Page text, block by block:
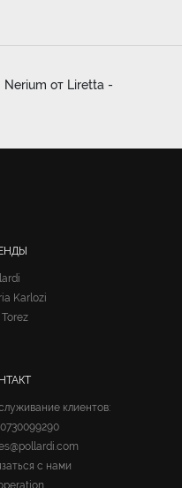
Nerium от Liretta -
Karlozi
Torez
клиентов:
с нами